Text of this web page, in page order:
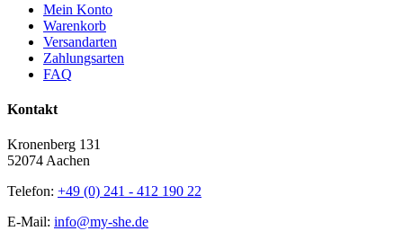
Mein Konto
Warenkorb
Versandarten
Zahlungsarten
FAQ
Kontakt
Kronenberg 131
52074 Aachen
Telefon: +49 (0) 241 - 412 190 22
E-Mail: info@my-she.de